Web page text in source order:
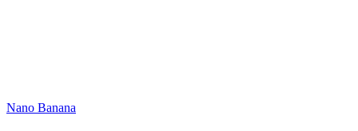
Nano Banana